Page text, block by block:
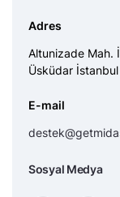
Adres
Altunizade Mah.
Üsküdar İstanbul
E-mail
Sosyal Medya